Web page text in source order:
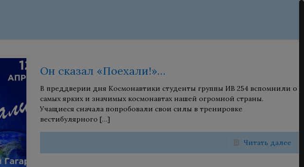
Он сказал «Поехали!»…
В преддверии дня Космонавтики студенты группы ИВ 254 вспомнили о
самых ярких и значимых космонавтах нашей огромной страны.
Учащиеся сначала попробовали свои силы в тренировке
вестибулярного […]
Читать далее